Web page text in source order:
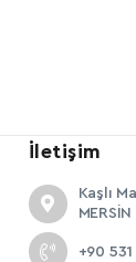
İletişim
Kaşlı
MERSİN
+90